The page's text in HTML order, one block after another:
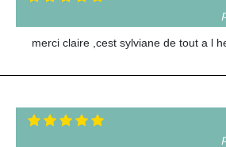
merci claire ,cest sylviane de tout a l